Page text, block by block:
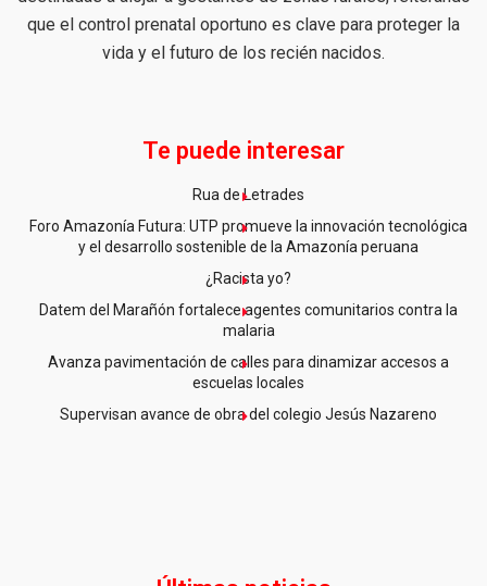
que el control prenatal oportuno es clave para proteger la
vida y el futuro de los recién nacidos.
Te puede interesar
Rua de Letrades
Foro Amazonía Futura: UTP promueve la innovación tecnológica
y el desarrollo sostenible de la Amazonía peruana
¿Racista yo?
Datem del Marañón fortalece agentes comunitarios contra la
malaria
Avanza pavimentación de calles para dinamizar accesos a
escuelas locales
Supervisan avance de obra del colegio Jesús Nazareno